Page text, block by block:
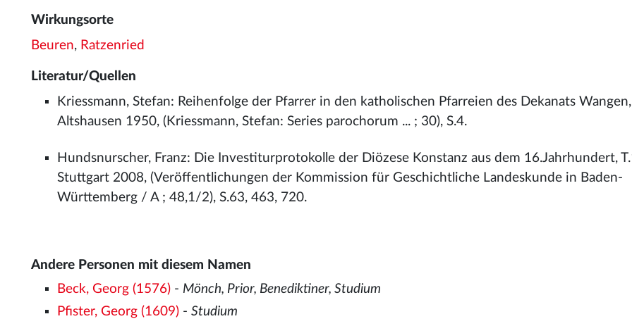
Wirkungsorte
Beuren, Ratzenried
Literatur/Quellen
Kriessmann, Stefan: Reihenfolge der Pfarrer in den katholischen Pfarreien des Dekanats Wangen,
Altshausen 1950, (Kriessmann, Stefan: Series parochorum ... ; 30), S.4.
Hundsnurscher, Franz: Die Investiturprotokolle der Diözese Konstanz aus dem 16.Jahrhundert,
Stuttgart 2008, (Veröffentlichungen der Kommission für Geschichtliche Landeskunde in Baden-
Württemberg / A ; 48,1/2), S.63, 463, 720.
Andere Personen mit diesem Namen
Beck, Georg (1576) - Mönch, Prior, Benediktiner, Studium
Pfister, Georg (1609) -Studium